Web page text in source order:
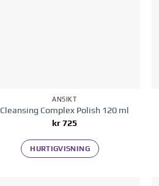
ANSIKT
Cleansing Complex Polish 120 ml
kr725
HURTIGVISNING